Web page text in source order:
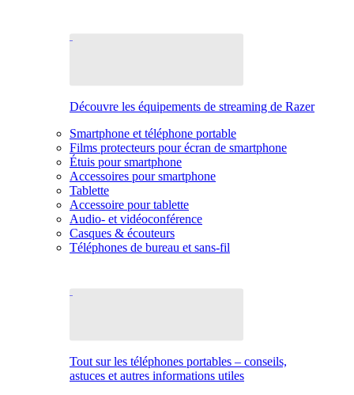
Découvre les équipements de streaming de Razer
Smartphone et téléphone portable
Films protecteurs pour écran de smartphone
Étuis pour smartphone
Accessoires pour smartphone
Tablette
Accessoire pour tablette
Audio- et vidéoconférence
Casques & écouteurs
Téléphones de bureau et sans-fil
Tout sur les téléphones portables – conseils,
astuces et autres informations utiles